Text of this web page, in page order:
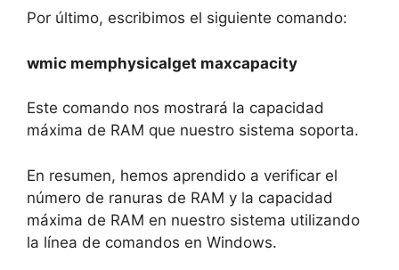
Por último, escribimos el siguiente comando:
wmic memphysicalget maxcapacity
Este comando nos mostrará la capacidad
máxima de RAM que nuestro sistema soporta.
En resumen, hemos aprendido a verificar el
número de ranuras de RAM y la capacidad
máxima de RAM en nuestro sistema utilizando
la línea de comandos en Windows.